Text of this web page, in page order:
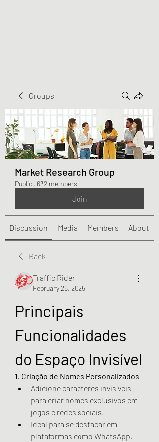
Groups
Market Research Group
Public · 632 members
Join
Discussion Media Members About
Back
Traffic Rider
February 26, 2025
Principais
Funcionalidades
do Espaço Invisível
1. Criação de Nomes Personalizados
Adicione caracteres invisíveis
para criar nomes exclusivos em
jogos e redes sociais.
Ideal para se destacar em
plataformas como WhatsApp,